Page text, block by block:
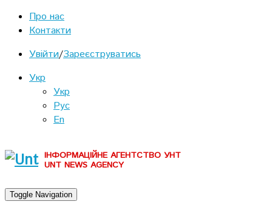
Про нас
Контакти
Увійти/Зареєструватись
Укр
Укр
Рус
En
ІНФОРМАЦІЙНЕ АГЕНТСТВО УНТ
UNT NEWS AGENCY
Toggle Navigation